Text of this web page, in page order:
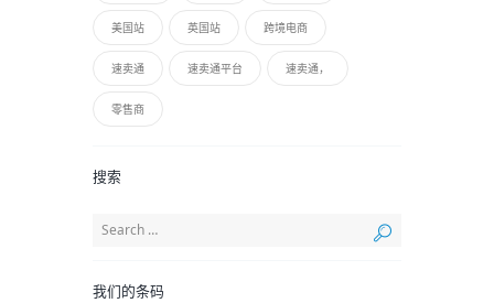
美国站 英国站 跨境电商
速卖通 速卖通平台 速卖通，
零售商
搜索
我们的条码